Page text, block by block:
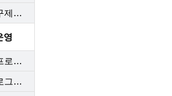
2023 맞춤형 피해 구제 교육
영
2025년 자율 준수 프로그램 교육
2023 자율 준수 프로그램 교육